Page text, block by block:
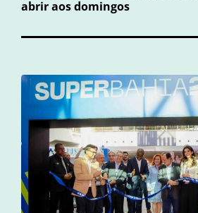
abrir aos domingos